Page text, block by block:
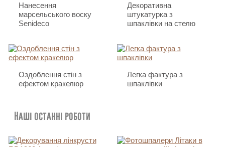
Нанесення
марсельського воску
Senideco
Декоративна
штукатурка з
шпаклівки на стелю
Оздоблення стін з
ефектом кракелюр
Легка фактура з
шпаклівки
Наші останні роботи